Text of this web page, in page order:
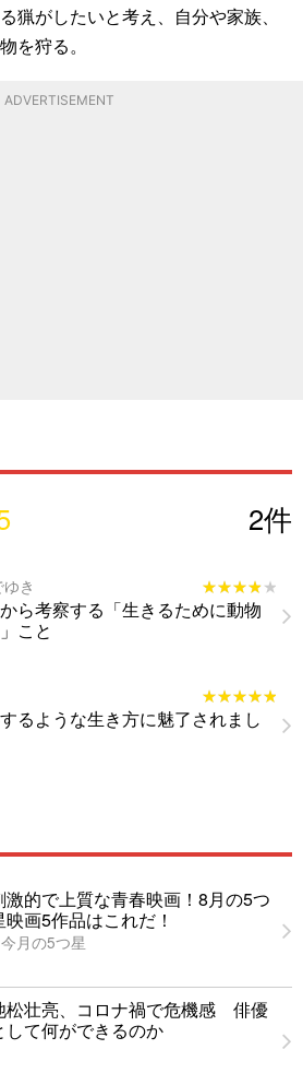
猟がしたいと考え、自分や家族、
を狩る。
ADVERTISEMENT
2件
き ★★★★★
★★★★★
ら考察する「生きるために動物
こと
★★★★★
★★★★★
るような生き方に魅了されまし
激的で上質な青春映画！8月の5つ
映画5作品はこれだ！
今月の5つ星
松壮亮、コロナ禍で危機感 俳優
して何ができるのか